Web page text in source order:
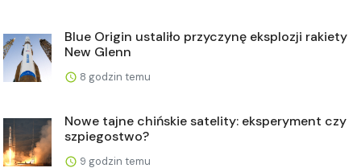
Blue Origin ustaliło przyczynę eksplozji rakiety
New Glenn
8 godzin temu
Nowe tajne chińskie satelity: eksperyment czy
szpiegostwo?
9 godzin temu